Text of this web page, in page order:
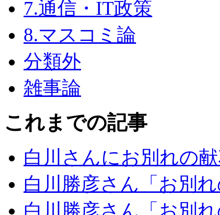
7.通信・IT政策
8.マスコミ論
分類外
雑事論
これまでの記事
白川さんにお別れの
白川勝彦さん「お別
白川勝彦さん「お別